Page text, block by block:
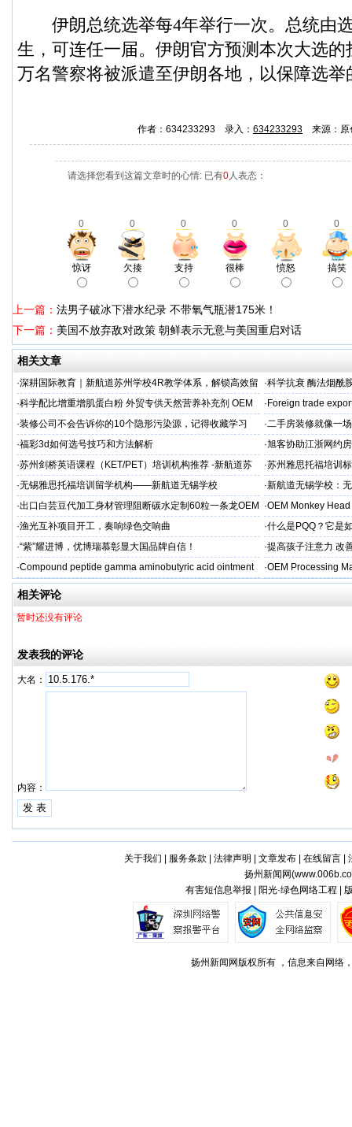
伊朗总统选举每4年举行一次。总统由
生，可连任一届。伊朗官方预测本次大选
万名警察将被派遣至伊朗各地，以保障选举
作者：634233293 录入： 634233293 来源：
请选择您看到这篇文章时的心情: 已有0人表态：
0 0 0 0 0 0
惊讶 欠揍 支持 很棒 愤怒 搞笑
上一篇： 法男子破冰下潜水纪录 不带氧气瓶潜175米！
下一篇： 美国不放弃敌对政策 朝鲜表示无意与美国重启对话
相关文章
·深耕国际教育｜新航道苏州学校4R教学体系，解锁高效留
学备考之路
·科学抗衰 酶法烟酰
M/ODM定制
·科学配比增重增肌蛋白粉 外贸专供天然营养补充剂 OEM
源头定制
· Foreign trade
·装修公司不会告诉你的10个隐形污染源，记得收藏学习 ·二手房装修就像一
糟心！看完这篇再开
·福彩3d如何选号技巧和方法解析 ·旭客协助江浙网约
标杆
·苏州剑桥英语课程（KET/PET）培训机构推荐 -新航道苏
州学校
·苏州雅思托福培训
率领先
·无锡雅思托福培训留学机构——新航道无锡学校 ·新航道无锡学校：
·出口白芸豆代加工身材管理阻断碳水定制60粒一条龙OEM
贴牌
·OEM Monkey
aps
·渔光互补项目开工，奏响绿色交响曲 ·什么是PQQ？它是
·“紫”耀进博，优博瑞慕彰显大国品牌自信！ ·提高孩子注意力 改
·Compound peptide gamma aminobutyric acid ointment ·OEM Processing
相关评论
暂时还没有评论
发表我的评论
大名：
内容：
关于我们 服务条款 法律声明 文章发布| 在线留言|
扬州新闻网(
有害短信息举报 | 阳光·绿色网络工程 |
扬州新闻网版权所有 ，信息来自网络